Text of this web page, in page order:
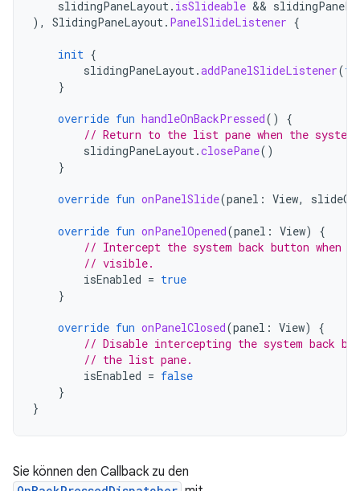
slidingPaneLayout. isSlideable &&
),
SlidingPaneLayout. PanelSlideListener {
init {
slidingPaneLayout.addPanelSlideListener(
}
override fun handleOnBackPressed()
{
// Return to the list pane when the
slidingPaneLayout.closePane()
}
override fun onPanelSlide(panel : View,
override fun onPanelOpened(panel : View)
{
// Intercept the system back button when
// visible.
isEnabled = true
}
override fun onPanelClosed(panel : View)
{
// Disable intercepting the system back
// the list pane.
isEnabled = false
}
}
Sie können den Callback zu den